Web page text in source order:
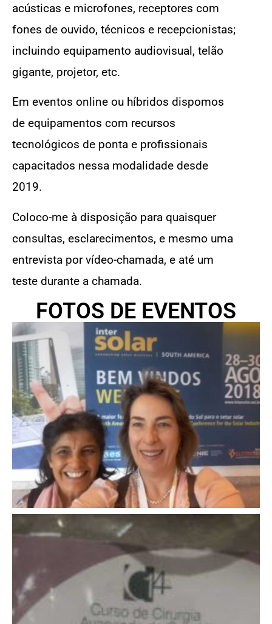
acústicas e microfones, receptores com
fones de ouvido, técnicos e recepcionistas;
incluindo equipamento audiovisual, telão
gigante, projetor, etc.
Em eventos online ou híbridos dispomos
de equipamentos com recursos
tecnológicos de ponta e profissionais
capacitados nessa modalidade desde
2019.
Coloco-me à disposição para quaisquer
consultas, esclarecimentos, e mesmo uma
entrevista por vídeo-chamada, e até um
teste durante a chamada.
FOTOS DE EVENTOS